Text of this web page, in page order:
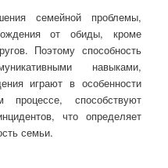
семейной проблемы,
от обиды, кроме
Поэтому способность
навыками,
играют в особенности
способствуют
что определяет
семьи.